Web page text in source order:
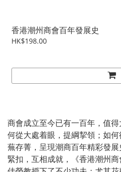
香港潮州商會百年發展史
HK$198.00
商會成立至今已有一百年，值
何從大處着眼，提綱挈領；如
蕪存菁，呈現潮商百年精彩發
緊扣，互相成就，《香港潮州